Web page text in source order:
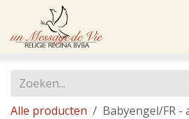
Overslaan naar inhoud
Alle producten Babyengel/FR